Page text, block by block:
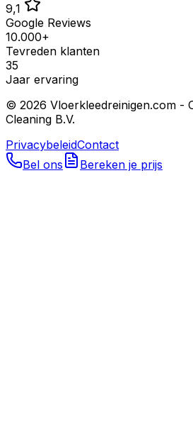
9,1
Google Reviews
10.000+
Tevreden klanten
35
Jaar ervaring
© 2026 Vloerkleedreinigen.com -
Cleaning B.V.
PrivacybeleidContact
Bel ons
Bereken je prijs